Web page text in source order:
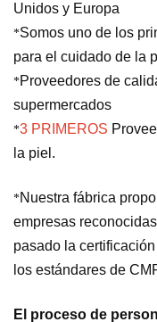
Unidos y Europa
*Somos uno de los
para el cuidado de la
*Proveedores de
supermercados
*3 PRIMEROS
la piel.
*Nuestra fábrica
empresas
pasado la
los estándares de
El proceso de